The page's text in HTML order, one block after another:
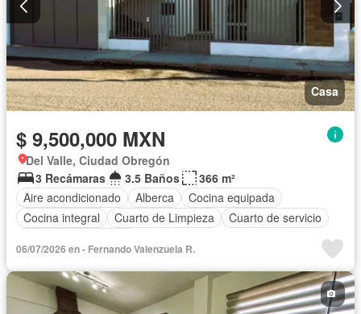
Casa
$ 9,500,000 MXN
Del Valle, Ciudad Obregón
3 Recámaras
3.5 Baños
366 m²
Aire acondicionado
Alberca
Cocina equipada
Cocina integral
Cuarto de Limpieza
Cuarto de servicio
06/07/2026 en - Fernando Valenzuela R.